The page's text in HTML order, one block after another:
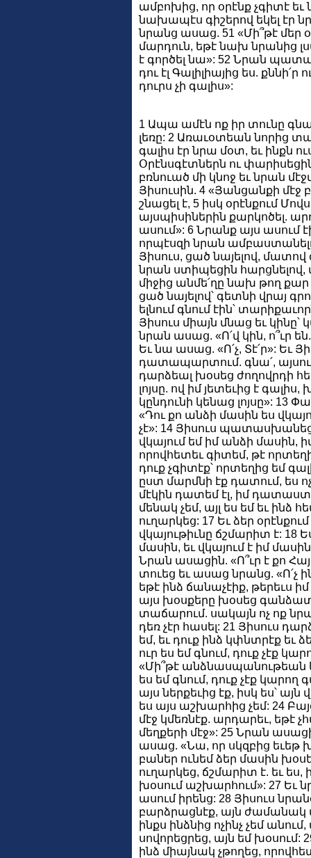
ամբոխից, որ օրէնք չգիտէ եւ
նախապէս գիշերով եկել էր
նրանց ասաց. 51 «Մի՞թէ
մարդուն, եթէ նախ նրանից
է գործել նա»: 52 Նրան
դու էլ Գալիլիայից ես.
դուրս չի գալիս»:
1 Ապա ամէն ոք իր տունը
լեռը: 2 Առաւօտեան նորից
գալիս էր նրա մօտ, եւ ինքն
Օրէնսգէտներն ու
բռնուած մի կնոջ եւ նրան
Յիսուսին. 4 «Յանցանքի մէջ
շնացել է, 5 իսկ օրէնքում
այսպիսիներին քարկոծել.
ասում»: 6 Նրանք այս ասում
որպէսզի նրան
Յիսուս, ցած նայելով, մատով
նրան ստիպեցին հարցնելով,
միջից անմե՛ղը նախ թող
ցած նայելով՝ գետնի վրայ
ելնում գնում էին՝
Յիսուս միայն մնաց եւ
նրան ասաց. «Ո՛վ կին, ո՞ւր
Եւ նա ասաց. «Ո՛չ, Տէ՛ր»: Եւ
դատապարտում. գնա՛,
դարձեալ խօսեց ժողովրդի
լոյսը. ով իմ յետեւից է գալիս,
կընդունի կենաց լոյսը»: 13
«Դու քո անձի մասին ես
չէ»: 14 Յիսուս
վկայում եմ իմ անձի մասին,
որովհետեւ գիտեմ, թէ
դուք չգիտէք՝ որտեղից եմ
ըստ մարմնի էք դատում, ես
մէկին դատեմ էլ, իմ
մենակ չեմ, այլ ես եմ եւ ինձ
ուղարկեց: 17 Եւ ձեր
վկայութիւնը ճշմարիտ է: 18
մասին, եւ վկայում է իմ
Նրան ասացին. «Ո՞ւր է քո
տուեց եւ ասաց նրանց. «Ո՛չ
եթէ ինձ ճանաչէիք, թերեւս
այս խօսքերը խօսեց
տաճարում. սակայն ոչ ոք
դեռ չէր հասել: 21 Յիսուս
եմ, եւ դուք ինձ կփնտրէք եւ
ուր ես եմ գնում, դուք չէք
«Մի՞թէ անձնասպանութեան
ես եմ գնում, դուք չէք կարող
այս ներքեւից էք, իսկ ես՝
ես այս աշխարհից չեմ: 24
մէջ կմեռնէք. արդարեւ, եթէ
մեղքերի մէջ»: 25 Նրան
ասաց. «Նա, որ սկզբից եւեթ
բաներ ունեմ ձեր մասին
ուղարկեց, ճշմարիտ է. եւ ես,
խօսում աշխարհում»: 27 Եւ
ասում իրենց: 28 Յիսուս
բարձրացնէք, այն ժամանակ
ինքս ինձնից ոչինչ չեմ
սովորեցրեց, այն եմ խօսում:
ինձ միայնակ չթողեց,